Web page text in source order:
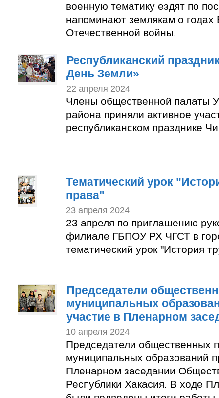
военную тематику ездят по
напоминают землякам о годах
Отечественной войны.
Республиканский
День Земли»
22 апреля 2024
Члены общественной палаты
района приняли активное
республиканском празднике
Тематический урок
права"
23 апреля 2024
23 апреля по приглашению
филиале ГБПОУ РХ ЧГСТ в
тематический урок "История
Председатели
муниципальных
участие в Пленарном
10 апреля 2024
Председатели общественных
муниципальных образований
Пленарном заседании
Республики Хакасия. В ходе